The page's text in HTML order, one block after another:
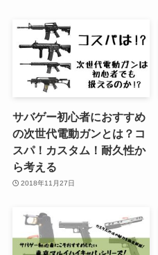
サバゲー初心者におすすめ
の次世代電動ガンとは？コ
スパ！カスタム！耐久性か
ら考える
2018年11月27日